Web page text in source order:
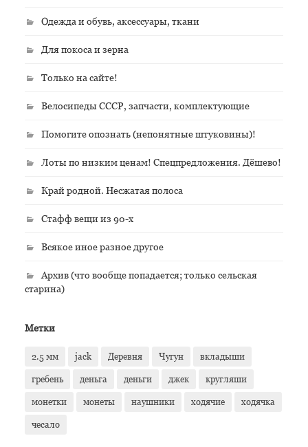
Одежда и обувь, аксессуары, ткани
Для покоса и зерна
Только на сайте!
Велосипеды СССР, запчасти, комплектующие
Помогите опознать (непонятные штуковины)!
Лоты по низким ценам! Спецпредложения. Дёшево!
Край родной. Несжатая полоса
Стафф вещи из 90-х
Всякое иное разное другое
Архив (что вообще попадается; только сельская
старина)
Метки
2.5 мм jack Деревня Чугун вкладыши
гребень деньга деньги джек кругляши
монетки монеты наушники ходячие ходячка
чесало